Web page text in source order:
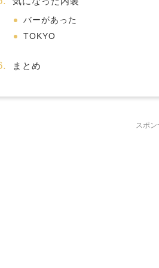
バーがあった
TOKYO
まとめ
スポン